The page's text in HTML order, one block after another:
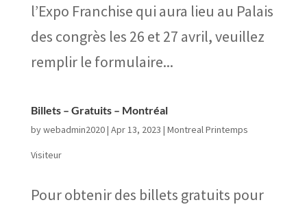
l’Expo Franchise qui aura lieu au Palais
des congrès les 26 et 27 avril, veuillez
remplir le formulaire...
Billets – Gratuits – Montréal
bywebadmin2020| Apr 13, 2023 | Montreal Printemps
Visiteur
Pour obtenir des billets gratuits pour